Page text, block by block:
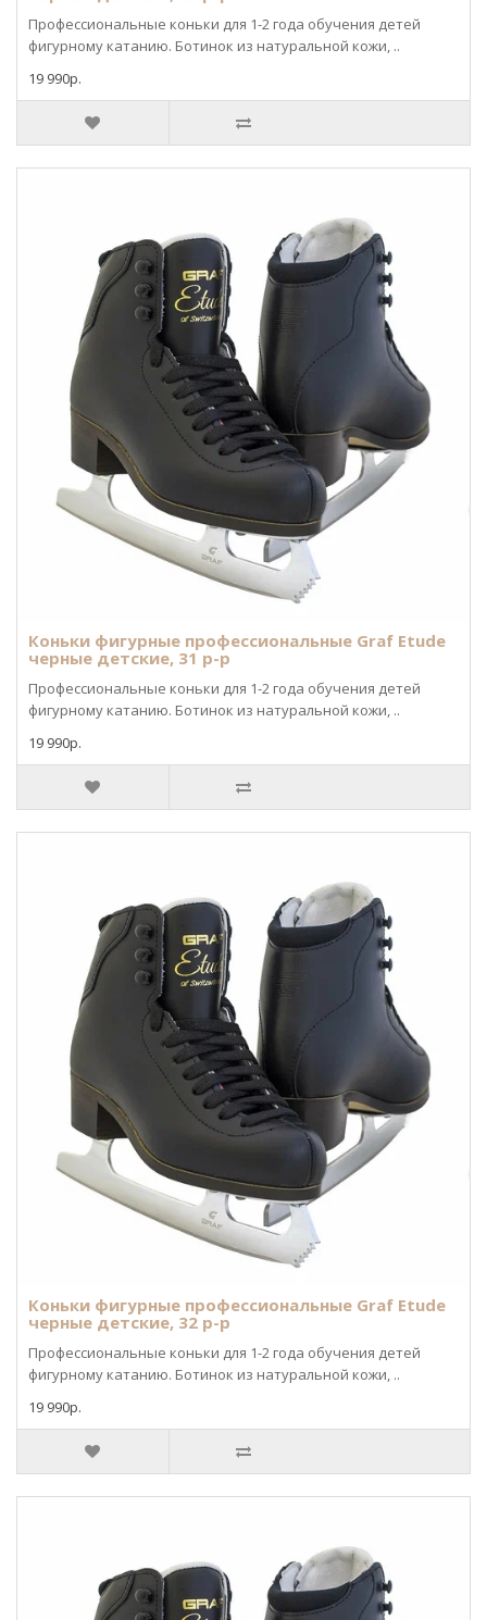
Профессиональные коньки для 1-2 года обучения детей
фигурному катанию. Ботинок из натуральной кожи, ..
19 990р.
Коньки фигурные профессиональные Graf Etude
черные детские, 31 р-р
Профессиональные коньки для 1-2 года обучения детей
фигурному катанию. Ботинок из натуральной кожи, ..
19 990р.
Коньки фигурные профессиональные Graf Etude
черные детские, 32 р-р
Профессиональные коньки для 1-2 года обучения детей
фигурному катанию. Ботинок из натуральной кожи, ..
19 990р.